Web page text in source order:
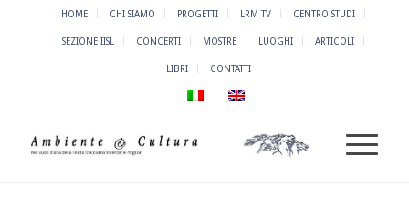
HOME CHI SIAMO PROGETTI LRM TV CENTRO STUDI
SEZIONE IISL CONCERTI MOSTRE LUOGHI ARTICOLI
LIBRI CONTATTI